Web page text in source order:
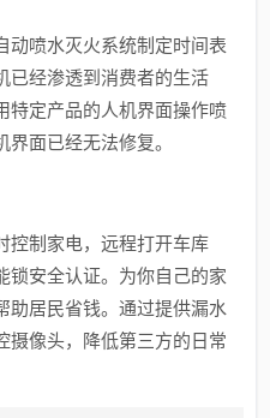
动喷水灭火系统制定时间表
已经渗透到消费者的生活
特定产品的人机界面操作喷
面已经无法修复。
控制家电，远程打开车库
锁安全认证。为你自己的家
助居民省钱。通过提供漏水
摄像头，降低第三方的日常